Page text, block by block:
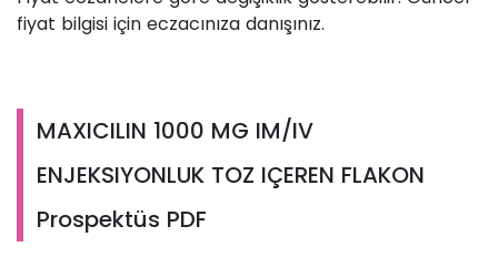
fiyat bilgisi için eczacınıza danışınız.
MAXICILIN 1000 MG IM/IV
ENJEKSIYONLUK TOZ IÇEREN FLAKON
Prospektüs PDF